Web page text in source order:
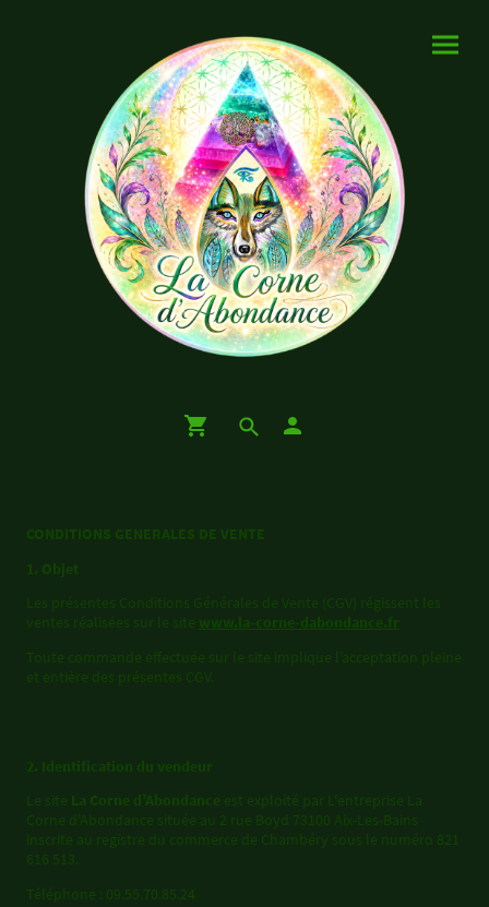
CONDITIONS GENERALES DE VENTE
1. Objet
Les présentes Conditions Générales de Vente (CGV) régissent les
ventes réalisées sur le site www.la-corne-dabondance.fr
Toute commande effectuée sur le site implique l’acceptation pleine
et entière des présentes CGV.
2. Identification du vendeur
Le site La Corne d’Abondance est exploité par L'entreprise La
Corne d'Abondance située au 2 rue Boyd 73100 Aix-Les-Bains
inscrite au registre du commerce de Chambéry sous le numéro 821
616 513.
Téléphone : 09.55.70.85.24